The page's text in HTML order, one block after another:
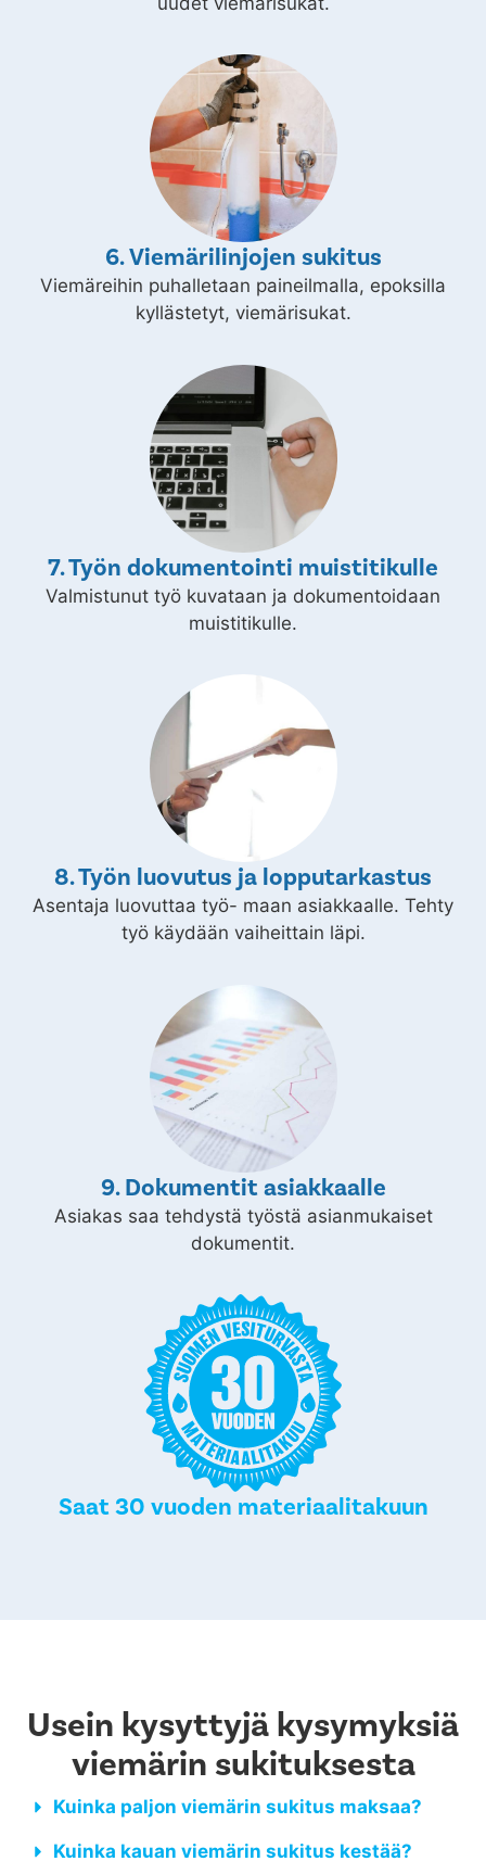
6. Viemärilinjojen sukitus
Viemäreihin puhalletaan paineilmalla, epoksilla
kyllästetyt, viemärisukat.
7. Työn dokumentointi muistitikulle
Valmistunut työ kuvataan ja dokumentoidaan
muistitikulle.
8. Työn luovutus ja lopputarkastus
Asentaja luovuttaa työ- maan asiakkaalle. Tehty
työ käydään vaiheittain läpi.
9. Dokumentit asiakkaalle
Asiakas saa tehdystä työstä asianmukaiset
dokumentit.
Saat 30 vuoden materiaalitakuun
Usein kysyttyjä kysymyksiä
viemärin sukituksesta
Kuinka paljon viemärin sukitus maksaa?
Kuinka kauan viemärin sukitus kestää?